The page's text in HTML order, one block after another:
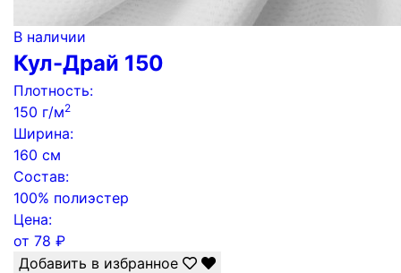
В наличии
Кул-Драй 150
Плотность:
150 г/м2
Ширина:
160 см
Состав:
100% полиэстер
Цена:
от 78 ₽
Добавить в избранное